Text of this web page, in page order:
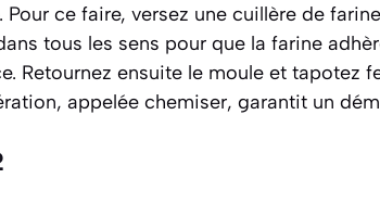
Pour ce faire, versez une cuillère de
tous les sens pour que la farine
Retournez ensuite le moule et tapotez
appelée chemiser, garantit un